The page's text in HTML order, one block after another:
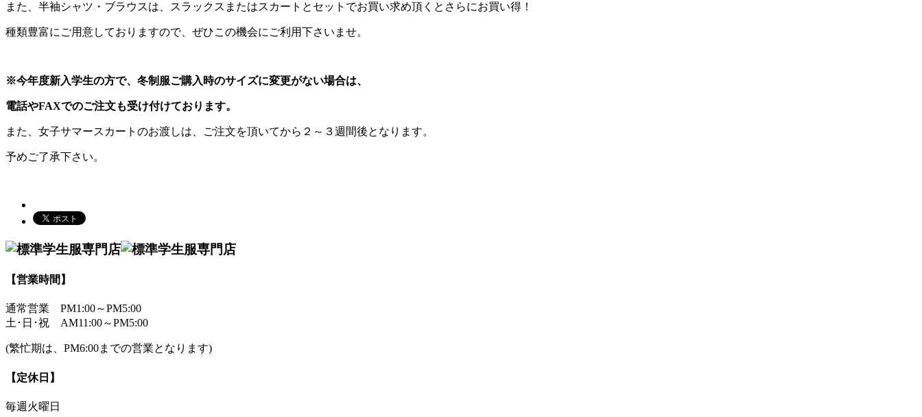
また、半袖シャツ・ブラウスは、スラックスまたはスカートとセットでお買い求め頂くとさらにお買い得！
種類豊富にご用意しておりますので、ぜひこの機会にご利用下さいませ。
※今年度新入学生の方で、冬制服ご購入時のサイズに変更がない場合は、
電話やFAXでのご注文も受け付けております。
また、女子サマースカートのお渡しは、ご注文を頂いてから２～３週間後となります。
予めご了承下さい。
【営業時間】
通常営業 PM1:00～PM5:00
土･日･祝 AM11:00～PM5:00
(繁忙期は、PM6:00までの営業となります)
【定休日】
毎週火曜日